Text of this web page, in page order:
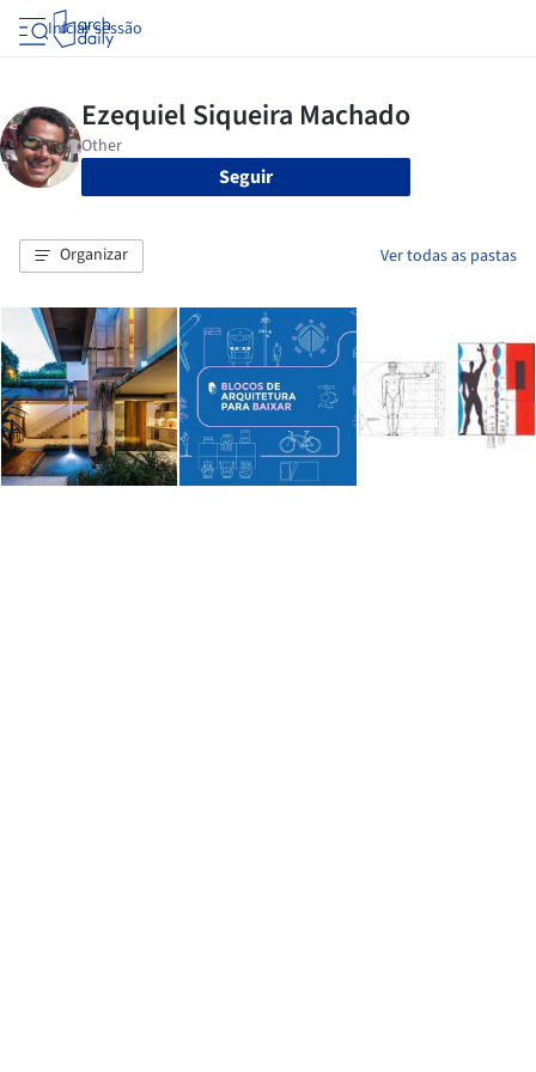
Iniciar sessão
Seguir
Organizar Ver todas as pastas